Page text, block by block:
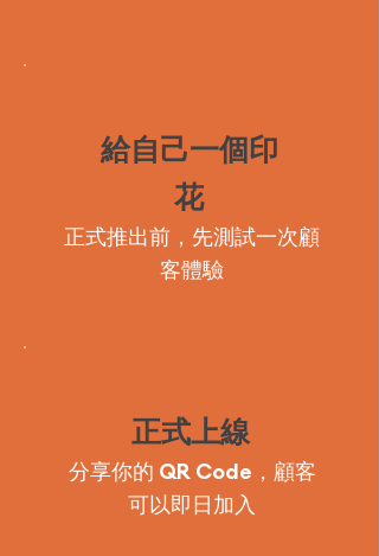
給自己一個印
花
正式推出前，先測試一次顧
客體驗
正式上線
分享你的 QR Code，顧客
可以即日加入